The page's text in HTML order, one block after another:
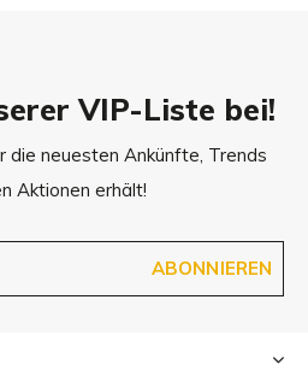
VIP-Liste bei!
die neuesten Ankünfte, Trends
Aktionen erhält!
ABONNIEREN